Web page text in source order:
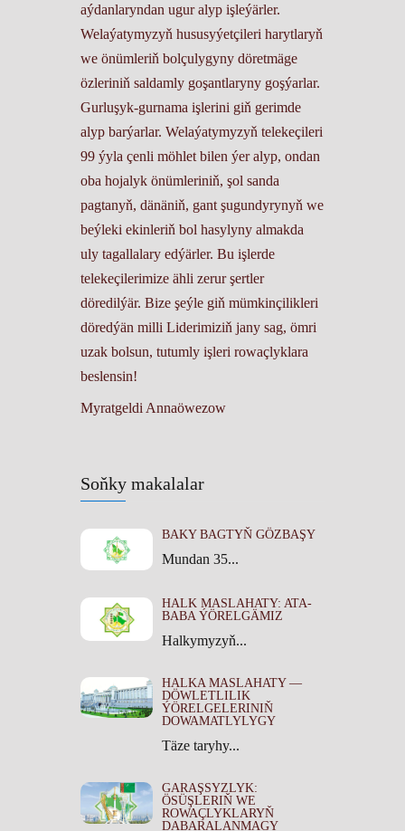
Soňky makalalar
BAKY BAGTYŇ GÖZBAŞY
Mundan 35...
HALK MASLAHATY: ATA-
BABA ÝÖRELGÄMIZ
Halkymyzyň...
HALKA MASLAHATY —
DÖWLETLILIK
ÝÖRELGELERINIŇ
DOWAMATLYLYGY
Täze taryhy...
GARAŞSYZLYK:
ÖSÜŞLERIŇ WE
ROWAÇLYKLARYŇ
DABARALANMAGY
aýdanlaryndan ugur alyp işleýärler.
Welaýatymyzyň hususyýetçileri harytlaryň
we önümleriň bolçulygyny döretmäge
özleriniň saldamly goşantlaryny goşýarlar.
Gurluşyk-gurnama işlerini giň gerimde
alyp barýarlar. Welaýatymyzyň telekeçileri
99 ýyla çenli möhlet bilen ýer alyp, ondan
oba hojalyk önümleriniň, şol sanda
pagtanyň, dänäniň, gant şugundyrynyň we
beýleki ekinleriň bol hasylyny almakda
uly tagallalary edýärler. Bu işlerde
telekeçilerimize ähli zerur şertler
döredilýär. Bize şeýle giň mümkinçilikleri
döredýän milli Liderimiziň jany sag, ömri
uzak bolsun, tutumly işleri rowaçlyklara
beslensin!
Myratgeldi Annaöwezow